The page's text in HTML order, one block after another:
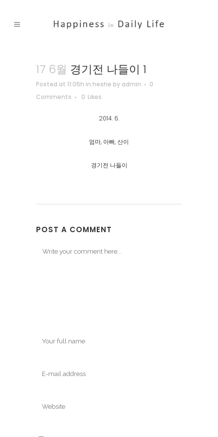
17 6월 경기전 나들이 1
Posted at 11:05h in heshe by admin
0
Comments
0 Likes
2014. 6.
엄마, 아빠, 산이
경기전 나들이
POST A COMMENT